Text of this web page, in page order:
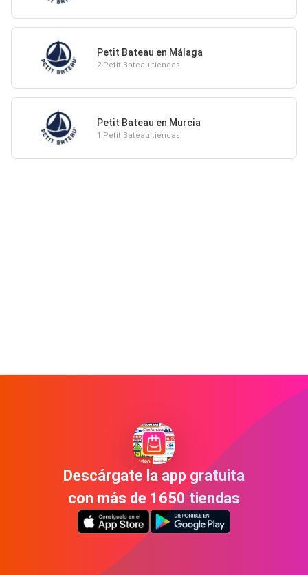
Petit Bateau en Málaga
2 Petit Bateau tiendas
Petit Bateau en Murcia
1 Petit Bateau tiendas
Descárgate la app gratuita
con más de 1650 tiendas